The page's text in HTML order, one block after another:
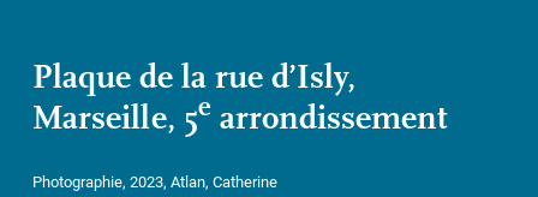
Plaque de la rue d’Isly,
Marseille, 5e arrondissement
Photographie, 2023, Atlan, Catherine